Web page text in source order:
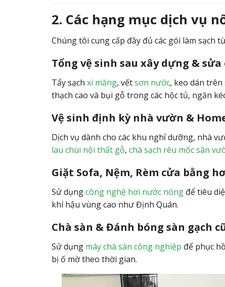
2. Các hạng mục dịch vụ
Chúng tôi cung cấp đầy đủ các gói làm sạch
Tổng vệ sinh sau xây dựng & sửa
Tẩy sạch xi măng, vếtsơn nước, keo dán
thạch cao và bụi gỗ trong các hộc tủ, ngăn
Vệ sinh định kỳ nhà vườn &
Dịch vụ dành cho các khu nghỉ dưỡng, nhà
lau chùi nội thất gỗ, chà sạch rêu mốc sân
Giặt Sofa, Nệm, Rèm cửa bằng
Sử dụngcông nghệ hơi nước nóng để tiêu
khí hậu vùng cao như Định Quán.
Chà sàn & Đánh bóng sàn gạch
Sử dụng máy chà sàn công nghiệp để phục
bị ố mờ theo thời gian.